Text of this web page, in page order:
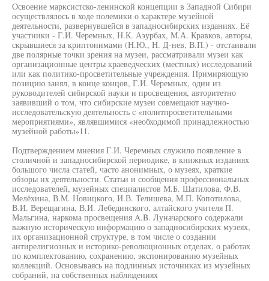
Освоение марксистско-ленинской концепции в Западной Сибири
осуществлялось в ходе полемики о характере музейной
деятельности, развернувшейся в западносибирских изданиях. Её
участники - Г.И. Черемных, Н.К. Аэурбах, М.А. Кравков, авторы,
скрывшиеся за криптонимами (Н.Ю., Н. Д-нев, В.П.) - отстаивали
две полярные точки зрения на музеи, рассматривали музеи как
организационные центры краеведческих (местных) исследований
или как политико-просветительные учреждения. Примиряющую
позицию занял, в конце концов, Г.И. Черемных, один из
руководителей сибирской науки и просвещения, авторитетно
заявивший о том, что сибирские музеи совмещают научно-
исследовательскую деятельность с «политпросветительными
мероприятиями», являвшимися «необходимой принадлежностью
музейной работы»11.
Подтверждением мнения Г.И. Черемных служило появление в
столичной и западносибирской периодике, в книжных изданиях
большого числа статей, часто анонимных, о музеях, краткие
обзоры их деятельности. Статьи и сообщения профессиональных
исследователей, музейных специалистов М.Б. Шатилова, Ф.В.
Мелёхина, В.М. Новицкого, И.В. Телишева, М.П. Копотилова,
В.И. Верещагина, В.И. Лебединского, алтайского учителя П.
Мальгина, наркома просвещения A.B. Луначарского содержали
важную историческую информацию о западносибирских музеях,
их организационной структуре, в том числе о создании
антирелигиозных и историко-революционных отделах, о работах
по комплектованию, сохранению, экспонированию музейных
коллекций. Основываясь на подлинных источниках из музейных
собраний, на собственных наблюдениях